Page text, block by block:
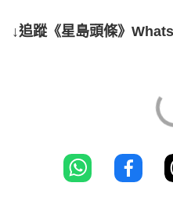
↓追蹤《星島頭條》